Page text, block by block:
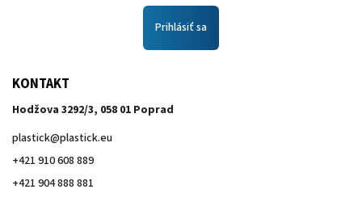
Prihlásiť sa
KONTAKT
Hodžova 3292/3, 058 01 Poprad
plastick@plastick.eu
+421 910 608 889
+421 904 888 881